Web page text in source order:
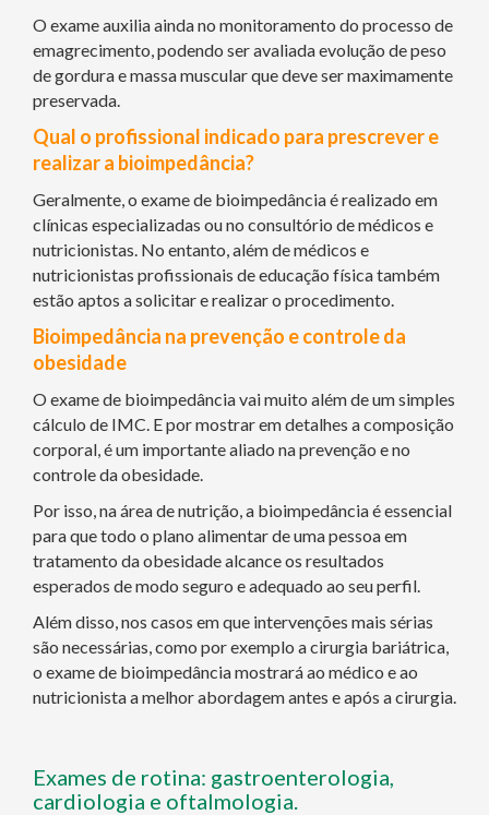
O exame auxilia ainda no monitoramento do processo de
emagrecimento, podendo ser avaliada evolução de peso
de gordura e massa muscular que deve ser maximamente
preservada.
Qual o profissional indicado para prescrever e
realizar a bioimpedância?
Geralmente, o exame de bioimpedância é realizado em
clínicas especializadas ou no consultório de médicos e
nutricionistas. No entanto, além de médicos e
nutricionistas profissionais de educação física também
estão aptos a solicitar e realizar o procedimento.
Bioimpedância na prevenção e controle da
obesidade
O exame de bioimpedância vai muito além de um simples
cálculo de IMC. E por mostrar em detalhes a composição
corporal, é um importante aliado na prevenção e no
controle da obesidade.
Por isso, na área de nutrição, a bioimpedância é essencial
para que todo o plano alimentar de uma pessoa em
tratamento da obesidade alcance os resultados
esperados de modo seguro e adequado ao seu perfil.
Além disso, nos casos em que intervenções mais sérias
são necessárias, como por exemplo a cirurgia bariátrica,
o exame de bioimpedância mostrará ao médico e ao
nutricionista a melhor abordagem antes e após a cirurgia.
Exames de rotina: gastroenterologia,
cardiologia e oftalmologia.